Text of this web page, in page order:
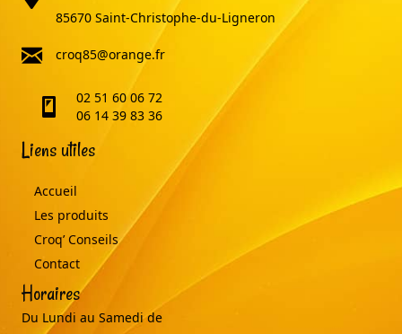
85670 Saint-Christophe-du-Ligneron
email
croq85@orange.fr
telephone02 51 60 06 72
06 14 39 83 36
Liens utiles
Accueil
Les produits
Croq’ Conseils
Contact
Horaires
Du Lundi au Samedi de